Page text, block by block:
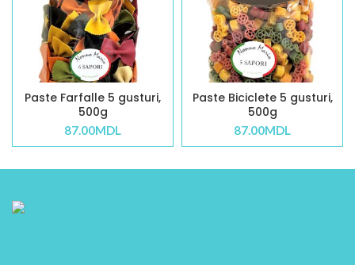
Paste Farfalle 5 gusturi,
500g
87.00MDL
Paste Biciclete 5 gusturi,
500g
87.00MDL